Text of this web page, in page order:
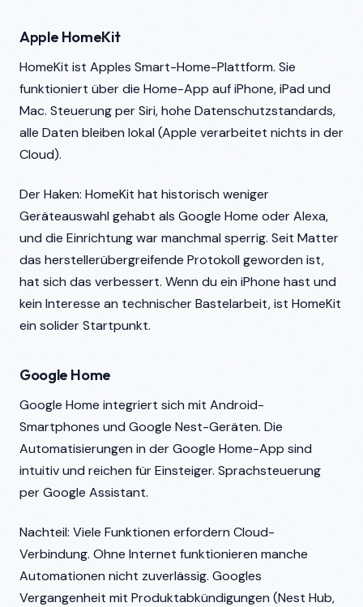
Apple HomeKit
HomeKit ist Apples Smart-Home-Plattform. Sie
funktioniert über die Home-App auf iPhone, iPad und
Mac. Steuerung per Siri, hohe Datenschutzstandards,
alle Daten bleiben lokal (Apple verarbeitet nichts in der
Cloud).
Der Haken: HomeKit hat historisch weniger
Geräteauswahl gehabt als Google Home oder Alexa,
und die Einrichtung war manchmal sperrig. Seit Matter
das herstellerübergreifende Protokoll geworden ist,
hat sich das verbessert. Wenn du ein iPhone hast und
kein Interesse an technischer Bastelarbeit, ist HomeKit
ein solider Startpunkt.
Google Home
Google Home integriert sich mit Android-
Smartphones und Google Nest-Geräten. Die
Automatisierungen in der Google Home-App sind
intuitiv und reichen für Einsteiger. Sprachsteuerung
per Google Assistant.
Nachteil: Viele Funktionen erfordern Cloud-
Verbindung. Ohne Internet funktionieren manche
Automationen nicht zuverlässig. Googles
Vergangenheit mit Produktabkündigungen (Nest Hub,